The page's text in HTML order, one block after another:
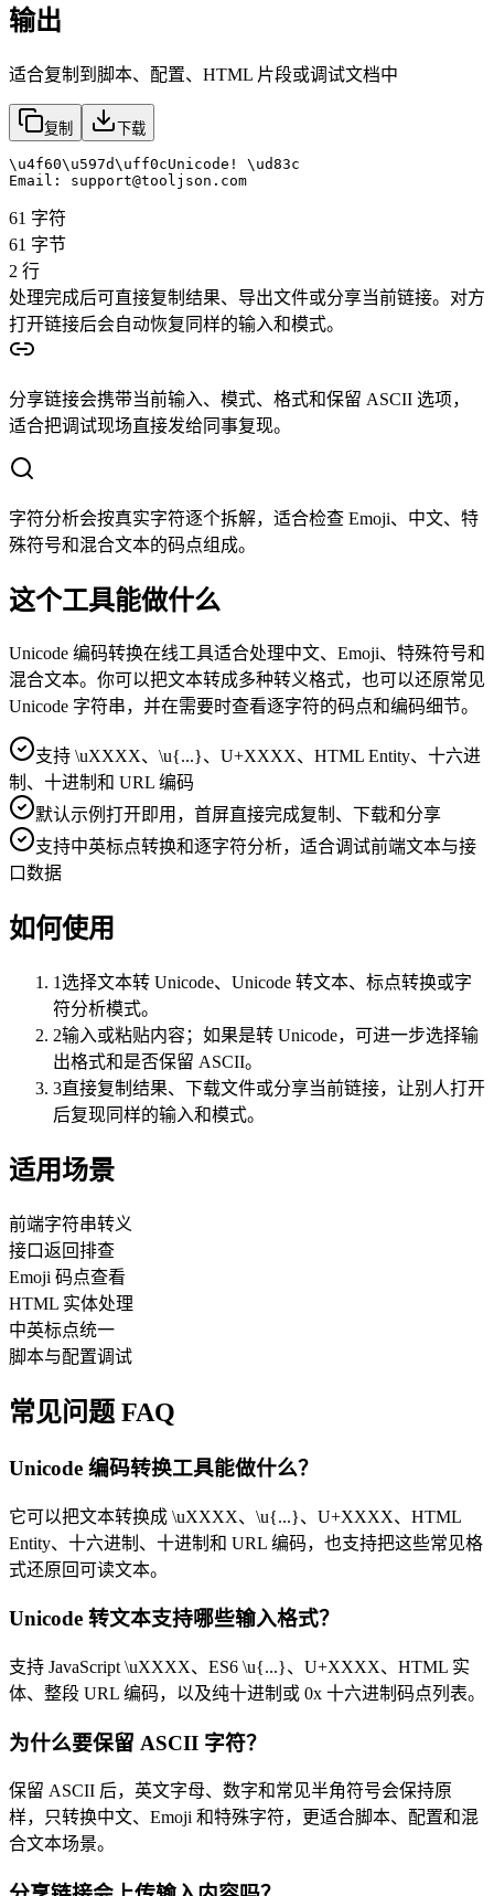
输出
适合复制到脚本、配置、HTML 片段或调试文档中
复制 下载
\u4f60\u597d\uff0cUnicode! \ud83c
Email: support@tooljson.com
61 字符
61 字节
2 行
处理完成后可直接复制结果、导出文件或分享当前链接。对方
打开链接后会自动恢复同样的输入和模式。
分享链接会携带当前输入、模式、格式和保留 ASCII 选项，
适合把调试现场直接发给同事复现。
字符分析会按真实字符逐个拆解，适合检查 Emoji、中文、特
殊符号和混合文本的码点组成。
这个工具能做什么
Unicode 编码转换在线工具适合处理中文、Emoji、特殊符号和
混合文本。你可以把文本转成多种转义格式，也可以还原常见
Unicode 字符串，并在需要时查看逐字符的码点和编码细节。
支持 \uXXXX、\u{...}、U+XXXX、HTML Entity、十六进
制、十进制和 URL 编码
默认示例打开即用，首屏直接完成复制、下载和分享
支持中英标点转换和逐字符分析，适合调试前端文本与接
口数据
如何使用
1选择文本转 Unicode、Unicode 转文本、标点转换或字
符分析模式。
2输入或粘贴内容；如果是转 Unicode，可进一步选择输
出格式和是否保留 ASCII。
3直接复制结果、下载文件或分享当前链接，让别人打开
后复现同样的输入和模式。
适用场景
前端字符串转义
接口返回排查
Emoji 码点查看
HTML 实体处理
中英标点统一
脚本与配置调试
常见问题 FAQ
Unicode 编码转换工具能做什么？
它可以把文本转换成 \uXXXX、\u{...}、U+XXXX、HTML
Entity、十六进制、十进制和 URL 编码，也支持把这些常见格
式还原回可读文本。
Unicode 转文本支持哪些输入格式？
支持 JavaScript \uXXXX、ES6 \u{...}、U+XXXX、HTML 实
体、整段 URL 编码，以及纯十进制或 0x 十六进制码点列表。
为什么要保留 ASCII 字符？
保留 ASCII 后，英文字母、数字和常见半角符号会保持原
样，只转换中文、Emoji 和特殊字符，更适合脚本、配置和混
合文本场景。